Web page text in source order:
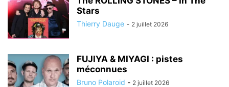
Stars
Thierry Dauge - 2 juillet 2026
FUJIYA & MIYAGI : pistes
méconnues
Bruno Polaroid - 2 juillet 2026